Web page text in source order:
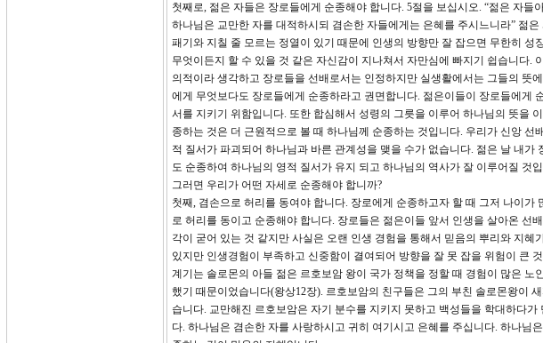
첫째로, 젊은 자들은 장로들에게 순종해야 합니다. 5절을 보십시오. “젊은 자
하나님은 교만한 자를 대적하시되 겸손한 자들에게는 은혜를 주시느니라” 젊
패기와 지칠 줄 모르는 정열이 있기 때문에 인생의 방향만 잘 잡으면 무한히
무엇이든지 할 수 있을 것 같은 자신감이 지나쳐서 자만심에 빠지기 쉽습니다.
의적이라 생각하고 장로들을 선배로서는 인정하지만 실생활에서는 그들의 뜻
에게 무엇보다도 장로들에게 순종하라고 권면합니다. 젊은이들이 장로들에게
서를 지키기 위함입니다. 또한 합심해서 성령의 그릇을 이루어 하나님의 뜻을
종하는 것은 더 근원적으로 볼 때 하나님께 순종하는 것입니다. 우리가 신앙
적 질서가 파괴되어 하나님과 바른 관계성을 맺을 수가 없습니다. 젊은 날 내
도 순종하여 하나님의 영적 질서가 유지 되고 하나님의 역사가 잘 이루어질 것
그러면 우리가 어떤 자세로 순종해야 합니까?
첫째, 겸손으로 허리를 동여야 합니다. 장로에게 순종하고자 할 때 그저 나이
로 허리를 동이고 순종해야 합니다. 장로들은 젊은이들 앞서 인생을 살아온 선
각이 굳어 있는 것 같지만 사실은 오랜 인생 경험을 통해서 믿음의 뿌리와 지
있지만 인생경험이 부족하고 신중함이 결여되어 방향을 잘 못 잡을 위험이 큰
계기는 솔로몬의 아들 젊은 르호보암 왕이 국가 정책을 정할 때 경험이 많은
했기 때문이었습니다(왕상12장). 르호보암의 친구들은 그의 부친 솔로몬왕이
습니다. 교만해진 르호보암은 자기 분수를 지키지 못하고 백성들을 학대하다
다. 하나님은 겸손한 자를 사랑하시고 귀히 여기시고 은혜를 주십니다. 하나님